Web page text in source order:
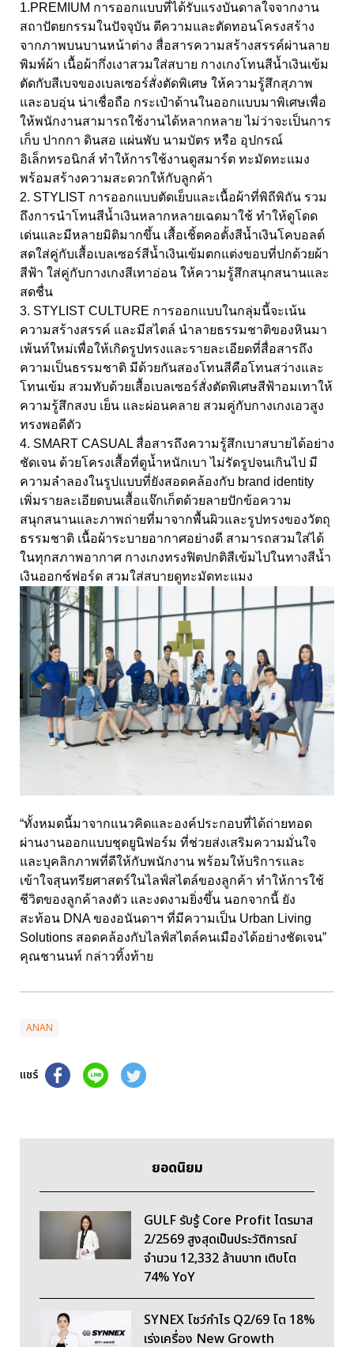
1.PREMIUM การออกแบบที่ได้รับแรงบันดาลใจจากงาน
สถาปัตยกรรมในปัจจุบัน ตีความและตัดทอนโครงสร้าง
จากภาพบนบานหน้าต่าง สื่อสารความสร้างสรรค์ผ่านลาย
พิมพ์ผ้า เนื้อผ้ากึ่งเงาสวมใส่สบาย กางเกงโทนสีน้ำเงินเข้ม
ตัดกับสีเบจของเบลเซอร์สั่งตัดพิเศษ ให้ความรู้สึกสุภาพ
และอบอุ่น น่าเชื่อถือ กระเป๋าด้านในออกแบบมาพิเศษเพื่อ
ให้พนักงานสามารถใช้งานได้หลากหลาย ไม่ว่าจะเป็นการ
เก็บ ปากกา ดินสอ แผ่นพับ นามบัตร หรือ อุปกรณ์
อิเล็กทรอนิกส์ ทำให้การใช้งานดูสมาร์ต ทะมัดทะแมง
พร้อมสร้างความสะดวกให้กับลูกค้า
2. STYLIST การออกแบบตัดเย็บและเนื้อผ้าที่พิถีพิถัน รวม
ถึงการนำโทนสีน้ำเงินหลากหลายเฉดมาใช้ ทำให้ดูโดด
เด่นและมีหลายมิติมากขึ้น เสื้อเชิ้ตคอตั้งสีน้ำเงินโคบอลต์
สดใส่คู่กับเสื้อเบลเซอร์สีน้ำเงินเข้มตกแต่งขอบที่ปกด้วยผ้า
สีฟ้า ใส่คู่กับกางเกงสีเทาอ่อน ให้ความรู้สึกสนุกสนานและ
สดชื่น
3. STYLIST CULTURE การออกแบบในกลุ่มนี้จะเน้น
ความสร้างสรรค์ และมีสไตล์ นำลายธรรมชาติของหินมา
เพ้นท์ใหม่เพื่อให้เกิดรูปทรงและรายละเอียดที่สื่อสารถึง
ความเป็นธรรมชาติ มีด้วยกันสองโทนสีคือโทนสว่างและ
โทนเข้ม สวมทับด้วยเสื้อเบลเซอร์สั่งตัดพิเศษสีฟ้าอมเทาให้
ความรู้สึกสงบ เย็น และผ่อนคลาย สวมคู่กับกางเกงเอวสูง
ทรงพอดีตัว
4. SMART CASUAL สื่อสารถึงความรู้สึกเบาสบายได้อย่าง
ชัดเจน ด้วยโครงเสื้อที่ดูน้ำหนักเบา ไม่รัดรูปจนเกินไป มี
ความลำลองในรูปแบบที่ยังสอดคล้องกับ brand identity
เพิ่มรายละเอียดบนเสื้อแจ๊กเก็ตด้วยลายปักข้อความ
สนุกสนานและภาพถ่ายที่มาจากพื้นผิวและรูปทรงของวัตถุ
ธรรมชาติ เนื้อผ้าระบายอากาศอย่างดี สามารถสวมใส่ได้
ในทุกสภาพอากาศ กางเกงทรงฟิตปกติสีเข้มไปในทางสีน้ำ
เงินออกซ์ฟอร์ด สวมใส่สบายดูทะมัดทะแมง
“ทั้งหมดนี้มาจากแนวคิดและองค์ประกอบที่ได้ถ่ายทอด
ผ่านงานออกแบบชุดยูนิฟอร์ม ที่ช่วยส่งเสริมความมั่นใจ
และบุคลิกภาพที่ดีให้กับพนักงาน พร้อมให้บริการและ
เข้าใจสุนทรียศาสตร์ในไลฟ์สไตล์ของลูกค้า ทำให้การใช้
ชีวิตของลูกค้าลงตัว และงดงามยิ่งขึ้น นอกจากนี้ ยัง
สะท้อน DNA ของอนันดาฯ ที่มีความเป็น Urban Living
Solutions สอดคล้องกับไลฟ์สไตล์คนเมืองได้อย่างชัดเจน”
คุณชานนท์ กล่าวทิ้งท้าย
ANAN
แชร์
ยอดนิยม
GULF รับรู้ Core Profit ไตรมาส
2/2569 สูงสุดเป็นประวัติการณ์
จำนวน 12,332 ล้านบาท เติบโต
74% YoY
SYNEX โชว์กำไร Q2/69 โต 18%
เร่งเครื่อง New Growth